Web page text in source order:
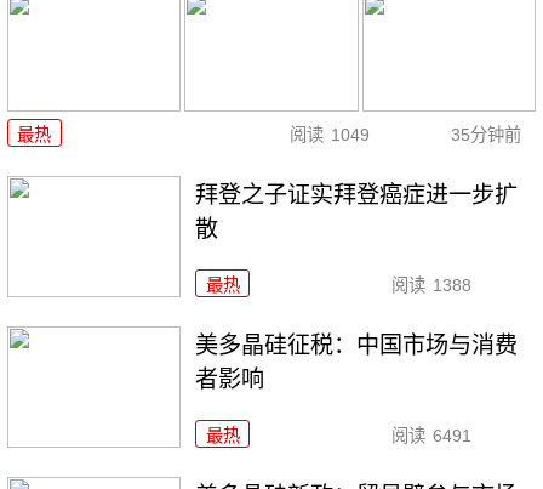
最热 阅读 1049 35分钟前
拜登之子证实拜登癌症进一步扩
散
最热 阅读 1388
美多晶硅征税：中国市场与消费
者影响
最热 阅读 6491